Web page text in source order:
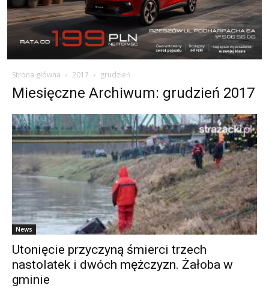
Strona główna 2017 grudzień
Miesięczne Archiwum: grudzień 2017
News
Utonięcie przyczyną śmierci trzech
nastolatek i dwóch mężczyzn. Żałoba w
gminie